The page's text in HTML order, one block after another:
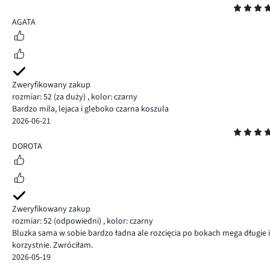
5
AGATA
Zweryfikowany zakup
rozmiar: 52 (za duży) , kolor: czarny
Bardzo mila, lejaca i gleboko czarna koszula
2026-06-21
5
DOROTA
Zweryfikowany zakup
rozmiar: 52 (odpowiedni) , kolor: czarny
Bluzka sama w sobie bardzo ładna ale rozcięcia po bokach mega
korzystnie. Zwróciłam.
2026-05-19